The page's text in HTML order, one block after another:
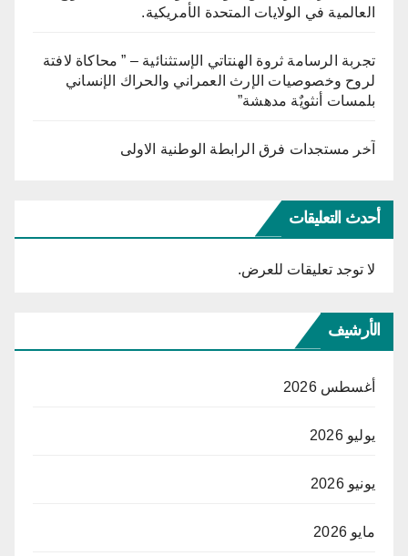
العالمية في الولايات المتحدة الأمريكية.
تجربة الرسامة ثروة الهنتاتي الإستثنائية – ” محاكاة لافتة
لروح وخصوصيات الإرث العمراني والحراك الإنساني
بلمسات أنثويٌة مدهشة”
آخر مستجدات فرق الرابطة الوطنية الاولى
أحدث التعليقات
لا توجد تعليقات للعرض.
الأرشيف
أغسطس 2026
يوليو 2026
يونيو 2026
مايو 2026